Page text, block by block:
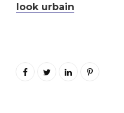
look urbain